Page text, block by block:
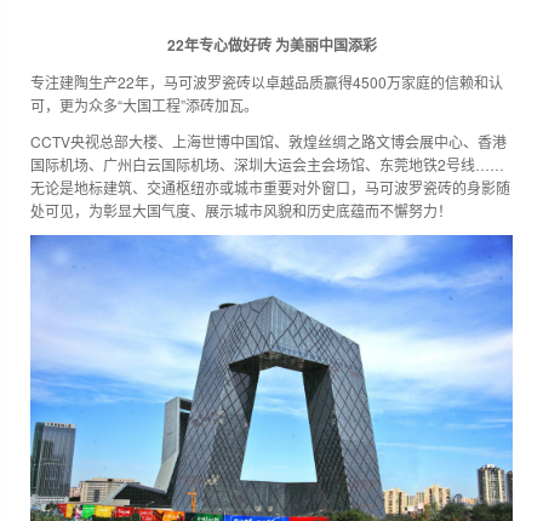
22年专心做好砖 为美丽中国添彩
专注建陶生产22年，马可波罗瓷砖以卓越品质赢得4500万家庭的信赖和认
可，更为众多“大国工程”添砖加瓦。
CCTV央视总部大楼、上海世博中国馆、敦煌丝绸之路文博会展中心、香港
国际机场、广州白云国际机场、深圳大运会主会场馆、东莞地铁2号线……
无论是地标建筑、交通枢纽亦或城市重要对外窗口，马可波罗瓷砖的身影随
处可见，为彰显大国气度、展示城市风貌和历史底蕴而不懈努力！